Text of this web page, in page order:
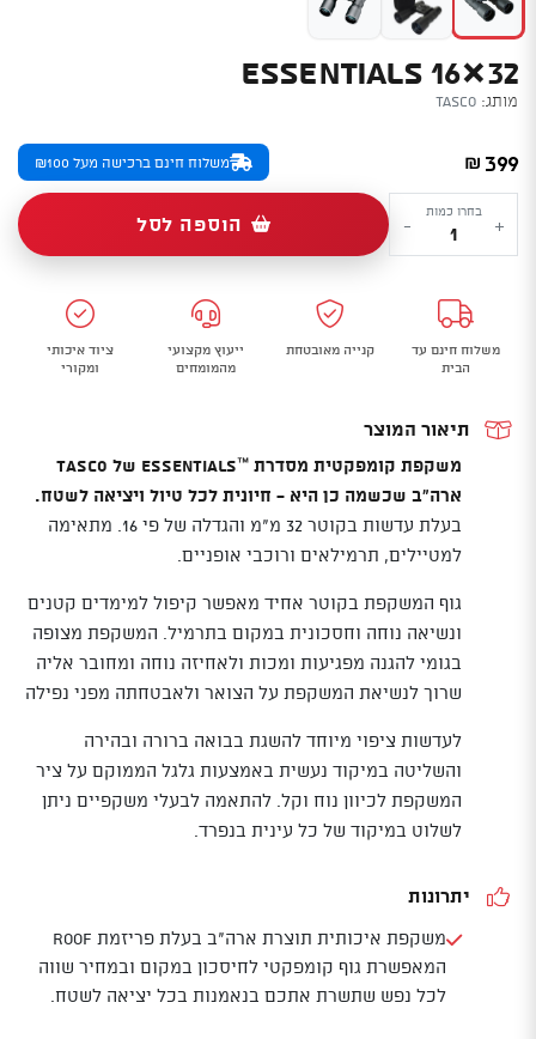
ESSENTIALS 16×32
מותג: Tasco
₪ 399 משלוח חינם ברכישה מעל ₪100
+
כמות
של
16x32
בחרו כמות
- הוספה לסל
משלוח חינם עד
הבית
קנייה מאובטחת
ייעוץ מקצועי
מהמומחים
ציוד איכותי
ומקורי
תיאור המוצר
משקפת קומפקטית מסדרת ™Essentials של Tasco
ארה"ב שכשמה כן היא - חיונית לכל טיול ויציאה לשטח.
בעלת עדשות בקוטר 32 מ"מ והגדלה של פי 16. מתאימה
למטיילים, תרמילאים ורוכבי אופניים.
גוף המשקפת בקוטר אחיד מאפשר קיפול למימדים קטנים
ונשיאה נוחה וחסכונית במקום בתרמיל. המשקפת מצופה
בגומי להגנה מפגיעות ומכות ולאחיזה נוחה ומחובר אליה
שרוך לנשיאת המשקפת על הצואר ולאבטחתה מפני נפילה
לעדשות ציפוי מיוחד להשגת בבואה ברורה ובהירה
והשליטה במיקוד נעשית באמצעות גלגל הממוקם על ציר
המשקפת לכיוון נוח וקל. להתאמה לבעלי משקפיים ניתן
לשלוט במיקוד של כל עינית בנפרד.
יתרונות
משקפת איכותית תוצרת ארה"ב בעלת פריזמת roof
המאפשרת גוף קומפקטי לחיסכון במקום ובמחיר שווה
לכל נפש שתשרת אתכם בנאמנות בכל יציאה לשטח.